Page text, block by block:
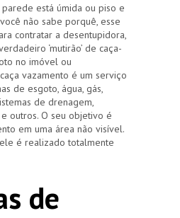
está úmida ou piso e
não sabe porquê, esse
contratar a desentupidora,
‘mutirão’ de caça-
no imóvel ou
vazamento é um serviço
de esgoto, água, gás,
de drenagem,
outros. O seu objetivo é
em uma área não visível.
é realizado totalmente
de